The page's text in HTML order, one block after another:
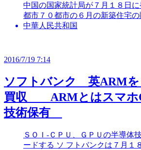
中国の国家統計局が７月１８日
都市７０都市の６月の新築住宅の
中華人民共和国
2016/7/19 7:14
ソフトバンク 英ARMを
買収 ARMとはスマホ
技術保有
ＳＯＩ-ＣＰＵ、ＧＰＵの半導体
ードする ソ フトバンクは７月１